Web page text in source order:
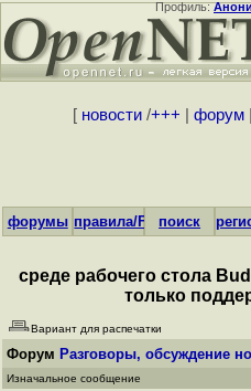
Профиль:
[ новости/+++ форум|
форумы правила/FAQпоиск
среде рабочего стола
только
Вариант для распечатки
Форум Разговоры, обсуждение
Изначальное сообщение